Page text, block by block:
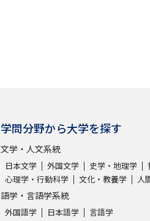
志望校・出願校
併願校選び 受験ス
テレメール全国一斉進
学問分野から大学を探す
文学・人文系統
日本文学 外国文学 史学・地理学
心理学・行動科学
文化・教養学 人
語学・言語学系統
外国語学 日本語学 言語学